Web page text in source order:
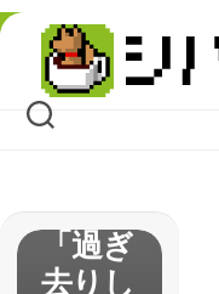
Skip
content
ゴンク
エスト
11】
（PS4
ュー
「過ぎ
去りし